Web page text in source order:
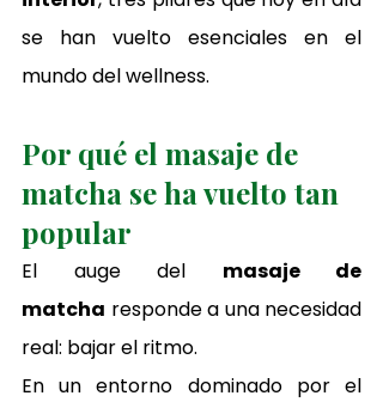
se han vuelto esenciales en el
mundo del wellness.
Por qué el masaje de
matcha se ha vuelto tan
popular
El auge del masaje de
matcha responde a una necesidad
real: bajar el ritmo.